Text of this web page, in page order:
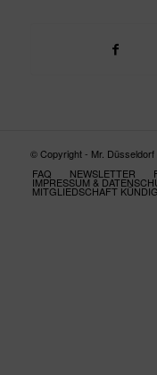
© Copyright - Mr. Düsseldorf
FAQ
NEWSLETTER
IMPRESSUM &
MITGLIEDSCHAFT